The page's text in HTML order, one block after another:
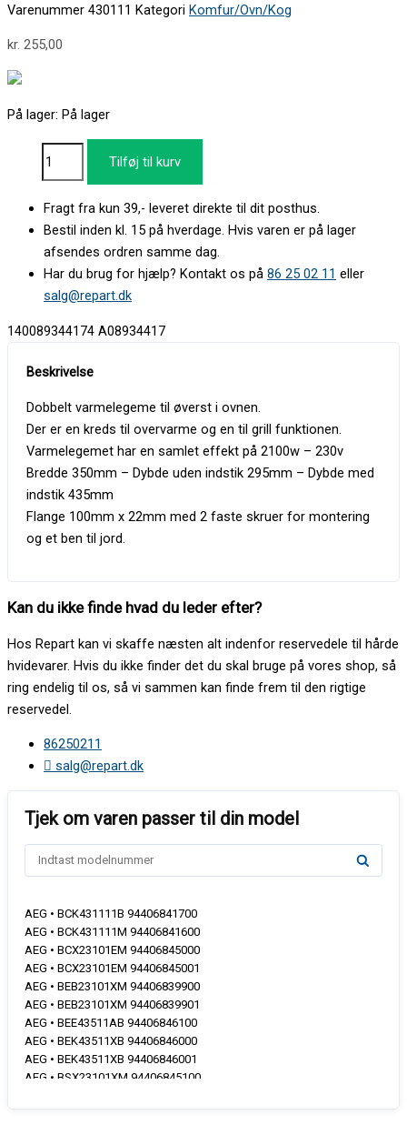
Varenummer 430111 Kategori Komfur/Ovn/Kog
kr. 255,00
På lager: På lager
Tilføj til kurv
Fragt fra kun 39,- leveret direkte til dit posthus.
Bestil inden kl. 15 på hverdage. Hvis varen er på lager
afsendes ordren samme dag.
Har du brug for hjælp? Kontakt os på 86 25 02 11 eller
salg@repart.dk
140089344174 A08934417
Dobbelt varmelegeme til øverst i ovnen.
Der er en kreds til overvarme og en til grill funktionen.
Varmelegemet har en samlet effekt på 2100w – 230v
Bredde 350mm – Dybde uden indstik 295mm – Dybde med
indstik 435mm
Flange 100mm x 22mm med 2 faste skruer for montering
og et ben til jord.
Kan du ikke finde hvad du leder efter?
Hos Repart kan vi skaffe næsten alt indenfor reservedele til hårde
hvidevarer. Hvis du ikke finder det du skal bruge på vores shop, så
ring endelig til os, så vi sammen kan finde frem til den rigtige
reservedel.
86250211
salg@repart.dk
AEG • BCK431111B 94406841700
AEG • BCK431111M 94406841600
AEG • BCX23101EM 94406845000
AEG • BCX23101EM 94406845001
AEG • BEB23101XM 94406839900
AEG • BEB23101XM 94406839901
AEG • BEE43511AB 94406846100
AEG • BEK43511XB 94406846000
AEG • BEK43511XB 94406846001
AEG • BSX23101XM 94406845100
AEG • GB3020B 94406849101